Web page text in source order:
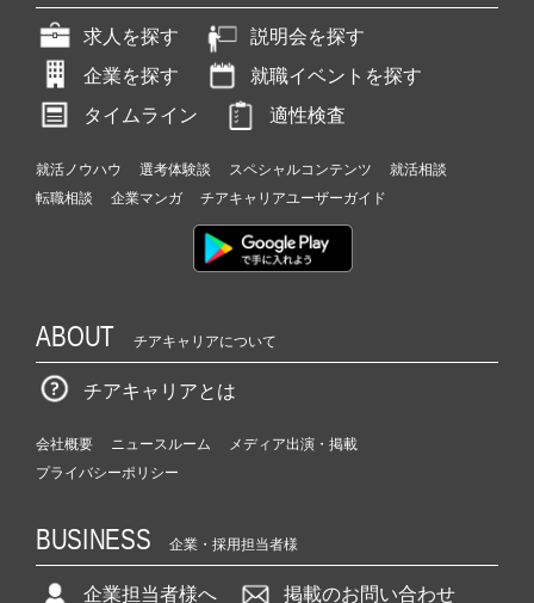
求人を探す
説明会を探す
企業を探す
就職イベントを探す
タイムライン
適性検査
就活ノウハウ 選考体験談 スペシャルコンテンツ
就活相談
転職相談
企業マンガ チアキャリアユーザーガイド
ABOUT チアキャリアについて
チアキャリアとは
会社概要 ニュースルーム
メディア出演・掲載
プライバシーポリシー
BUSINESS 企業・採用担当者様
企業担当者様へ 掲載のお問い合わせ